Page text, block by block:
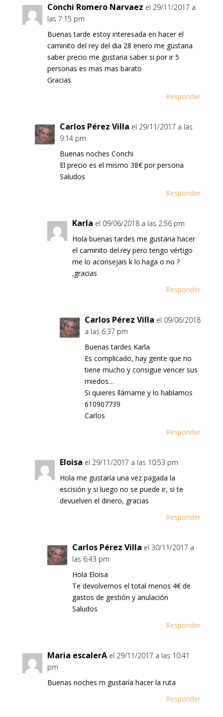
Conchi Romero Narvaez el 29/11/2017 a
las 7:15 pm
Buenas tarde estoy interesada en hacer el
caminito del rey del dia 28 enero me gustaria
saber precio me gustaria saber si por ir 5
personas es mas mas barato
Gracias
Responder
Carlos Pérez Villa el 29/11/2017 a las
9:14 pm
Buenas noches Conchi
El precio es el mismo 38€ por persona
Saludos
Responder
Karla el 09/06/2018 a las 2:56 pm
Hola buenas tardes me gustaria hacer
el caminito del.rey pero tengo vértigo
me lo aconsejais k lo.haga o no ?
,gracias
Responder
Carlos Pérez Villa el 09/06/2018
a las 6:37 pm
Buenas tardes Karla
Es complicado, hay gente que no
tiene mucho y consigue vencer sus
miedos…
Si quieres llámame y lo hablamos
610907739
Carlos
Responder
Eloisa el 29/11/2017 a las 10:53 pm
Hola me gustaría una vez pagada la
escisión y si luego no se puede ir, si te
devuelven el dinero, gracias
Responder
Carlos Pérez Villa el 30/11/2017 a
las 6:43 pm
Hola Eloisa
Te devolvemos el total menos 4€ de
gastos de gestión y anulación
Saludos
Responder
Maria escalerA el 29/11/2017 a las 10:41
pm
Buenas noches m gustaría hacer la ruta
Responder